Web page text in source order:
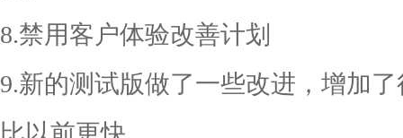
8.禁用客户体验改善计划
9.新的测试版做了一些改进，增加